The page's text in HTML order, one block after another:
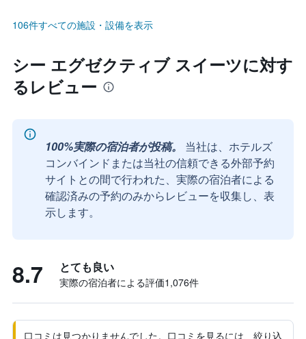
106件すべての施設・設備を表示
シー エグゼクティブ スイーツに対す
るレビュー
100%実際の宿泊者が投稿。
当社は、ホテルズ
コンバインドまたは当社の信頼できる外部予約
サイトとの間で行われた、実際の宿泊者による
確認済みの予約のみからレビューを収集し、表
示します。
8.7 とても良い
実際の宿泊者による評価1,076​件
口コミは見つかりませんでした。口コミを見るには、絞り込